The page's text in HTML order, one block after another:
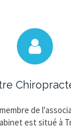
de
est situé à